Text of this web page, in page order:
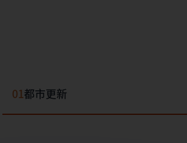
01都市更新